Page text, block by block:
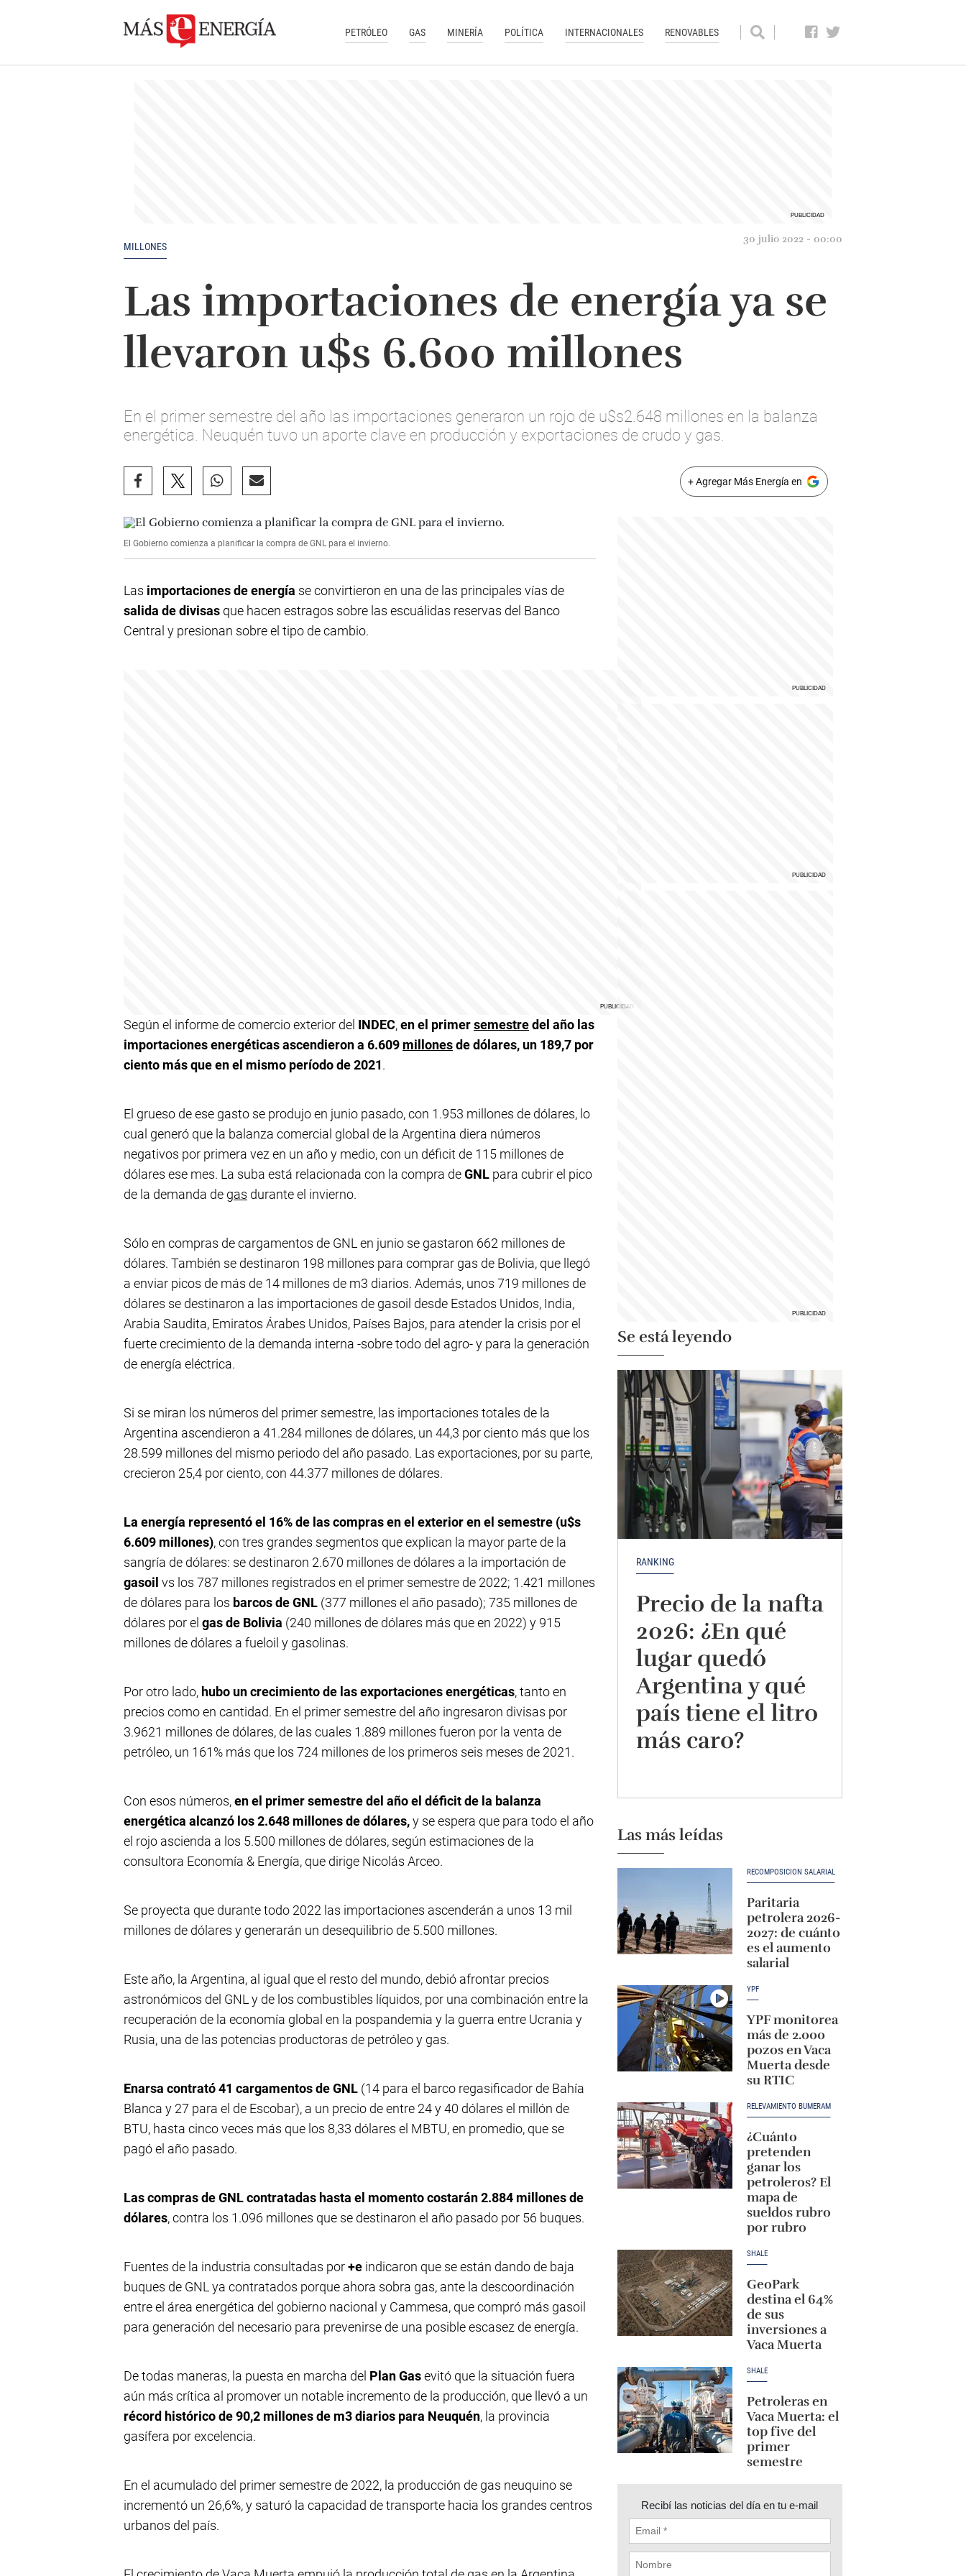
PETRÓLEO GAS MINERÍA POLÍTICA INTERNACIONALES RENOVABLES
MILLONES
30 julio 2022 - 00:00
Las importaciones de energía ya se
llevaron u$s 6.600 millones
En el primer semestre del año las importaciones generaron un rojo de u$s2.648 millones en la balanza
energética. Neuquén tuvo un aporte clave en producción y exportaciones de crudo y gas.
+ Agregar Más Energía en
El Gobierno comienza a planificar la compra de GNL para el invierno.
Las importaciones de energía se convirtieron en una de las principales vías de
salida de divisas que hacen estragos sobre las escuálidas reservas del Banco
Central y presionan sobre el tipo de cambio.
Según el informe de comercio exterior del INDEC,en el primersemestredel año las
importaciones energéticas ascendieron a 6.609 millonesde dólares, un 189,7 por
ciento más que en el mismo período de 2021.
El grueso de ese gasto se produjo en junio pasado, con 1.953 millones de dólares, lo
cual generó que la balanza comercial global de la Argentina diera números
negativos por primera vez en un año y medio, con un déficit de 115 millones de
dólares ese mes. La suba está relacionada con la compra deGNL para cubrir el pico
de la demanda de gas durante el invierno.
Sólo en compras de cargamentos de GNL en junio se gastaron 662 millones de
dólares. También se destinaron 198 millones para comprar gas de Bolivia, que llegó
a enviar picos de más de 14 millones de m3 diarios. Además, unos 719 millones de
dólares se destinaron a las importaciones de gasoil desde Estados Unidos, India,
Arabia Saudita, Emiratos Árabes Unidos, Países Bajos, para atender la crisis por el
fuerte crecimiento de la demanda interna -sobre todo del agro- y para la generación
de energía eléctrica.
Si se miran los números del primer semestre, las importaciones totales de la
Argentina ascendieron a 41.284 millones de dólares, un 44,3 por ciento más que los
28.599 millones del mismo periodo del año pasado. Las exportaciones, por su parte,
crecieron 25,4 por ciento, con 44.377 millones de dólares.
La energía representó el 16% de las compras en el exterior en el semestre (u$s
6.609 millones), con tres grandes segmentos que explican la mayor parte de la
sangría de dólares: se destinaron 2.670 millones de dólares a la importación de
gasoil vs los 787 millones registrados en el primer semestre de 2022; 1.421 millones
de dólares para los barcos de GNL (377 millones el año pasado); 735 millones de
dólares por el gas de Bolivia (240 millones de dólares más que en 2022) y 915
millones de dólares a fueloil y gasolinas.
Por otro lado, hubo un crecimiento de las exportaciones energéticas, tanto en
precios como en cantidad. En el primer semestre del año ingresaron divisas por
3.9621 millones de dólares, de las cuales 1.889 millones fueron por la venta de
petróleo, un 161% más que los 724 millones de los primeros seis meses de 2021.
Con esos números,en el primer semestre del año el déficit de la balanza
energética alcanzó los 2.648 millones de dólares,y se espera que para todo el año
el rojo ascienda a los 5.500 millones de dólares, según estimaciones de la
consultora Economía & Energía, que dirige Nicolás Arceo.
Se proyecta que durante todo 2022 las importaciones ascenderán a unos 13 mil
millones de dólares y generarán un desequilibrio de 5.500 millones.
Este año, la Argentina, al igual que el resto del mundo, debió afrontar precios
astronómicos del GNL y de los combustibles líquidos, por una combinación entre la
recuperación de la economía global en la pospandemia y la guerra entre Ucrania y
Rusia, una de las potencias productoras de petróleo y gas.
Enarsa contrató 41 cargamentos de GNL (14 para el barco regasificador de Bahía
Blanca y 27 para el de Escobar), a un precio de entre 24 y 40 dólares el millón de
BTU, hasta cinco veces más que los 8,33 dólares el MBTU, en promedio, que se
pagó el año pasado.
Las compras de GNL contratadas hasta el momento costarán 2.884 millones de
dólares, contra los 1.096 millones que se destinaron el año pasado por 56 buques.
Fuentes de la industria consultadas por+e indicaron que se están dando de baja
buques de GNL ya contratados porque ahora sobra gas, ante la descoordinación
entre el área energética del gobierno nacional y Cammesa, que compró más gasoil
para generación del necesario para prevenirse de una posible escasez de energía.
De todas maneras, la puesta en marcha del Plan Gasevitó que la situación fuera
aún más crítica al promover un notable incremento de la producción, que llevó a un
récord histórico de 90,2 millones de m3 diarios para Neuquén, la provincia
gasífera por excelencia.
En el acumulado del primer semestre de 2022, la producción de gas neuquino se
incrementó un 26,6%, y saturó la capacidad de transporte hacia los grandes centros
urbanos del país.
Se está leyendo
RANKING
Precio de la nafta
2026: ¿En qué
lugar quedó
Argentina y qué
país tiene el litro
más caro?
Las más leídas
RECOMPOSICIÓN SALARIAL
Paritaria
petrolera 2026-
2027: de cuánto
es el aumento
salarial
YPF
YPF monitorea
más de 2.000
pozos en Vaca
Muerta desde
su RTIC
RELEVAMIENTO BUMERAM
¿Cuánto
pretenden
ganar los
petroleros? El
mapa de
sueldos rubro
por rubro
SHALE
GeoPark
destina el 64%
de sus
inversiones a
Vaca Muerta
SHALE
Petroleras en
Vaca Muerta: el
top five del
primer
semestre
Recibí las noticias del día en tu e-mail